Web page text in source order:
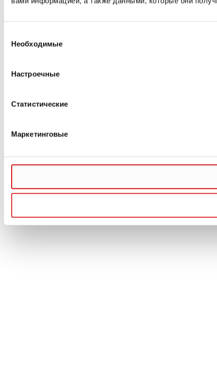
согласия
Необходимые
Настроечные
Статистические
Маркетинговые